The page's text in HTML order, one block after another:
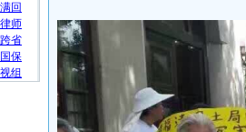
回
师
省
保
组